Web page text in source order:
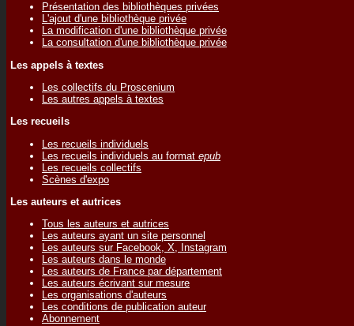
Présentation des bibliothèques privées
L'ajout d'une bibliothèque privée
La modification d'une bibliothèque privée
La consultation d'une bibliothèque privée
Les appels à textes
Les collectifs du Proscenium
Les autres appels à textes
Les recueils
Les recueils individuels
Les recueils individuels au format epub
Les recueils collectifs
Scènes d'expo
Les auteurs et autrices
Tous les auteurs et autrices
Les auteurs ayant un site personnel
Les auteurs sur Facebook, X, Instagram
Les auteurs dans le monde
Les auteurs de France par département
Les auteurs écrivant sur mesure
Les organisations d'auteurs
Les conditions de publication auteur
Abonnement